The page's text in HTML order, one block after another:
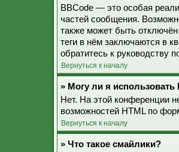
BBCode — это особая
частей сообщения.
также может быть
теги в нём заключаются в
обратитесь к руководству
Вернуться к началу
» Могу ли я использовать
Нет. На этой конференции
возможностей HTML по
Вернуться к началу
» Что такое смайлики?